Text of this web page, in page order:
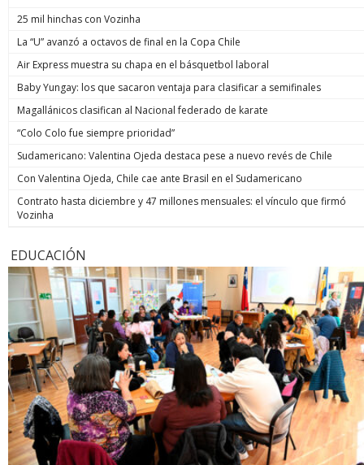
25 mil hinchas con Vozinha
La “U” avanzó a octavos de final en la Copa Chile
Air Express muestra su chapa en el básquetbol laboral
Baby Yungay: los que sacaron ventaja para clasificar a semifinales
Magallánicos clasifican al Nacional federado de karate
“Colo Colo fue siempre prioridad”
Sudamericano: Valentina Ojeda destaca pese a nuevo revés de Chile
Con Valentina Ojeda, Chile cae ante Brasil en el Sudamericano
Contrato hasta diciembre y 47 millones mensuales: el vínculo que firmó
Vozinha
EDUCACIÓN